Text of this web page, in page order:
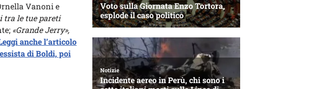
Vanoni e
tra le tue pareti
«Grande Jerry»,
anche l’articolo
di Boldi, poi